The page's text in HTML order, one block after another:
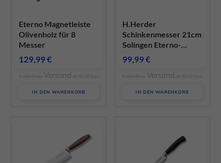
Eterno Magnetleiste
Olivenholz für 8
Messer
129,99€
Kostenfreier Versand ab 50,00 Euro
IN DEN WARENKORB
H.Herder
Schinkenmesser 21cm
Solingen Eterno-
geschmiedet
sortiertes Olivenholz
99,99€
Kostenfreier Versand ab 50,00 Euro
IN DEN WARENKORB